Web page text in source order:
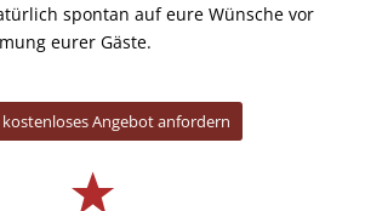
spontan auf eure Wünsche vor
eurer Gäste.
kostenloses Angebot anfordern